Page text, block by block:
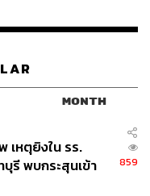
อกซิเจน อาหาร น้ำ
กระบวนการ
ช่นกัน
ของเราที่จะ
อการเปลี่ยนระบบ
ไม่ใช่เรื่องง่าย แต่
กับความคิดความเชื่อ
MONTH
เหตุยิงใน รร.
รี พบกระสุนเข้า
859